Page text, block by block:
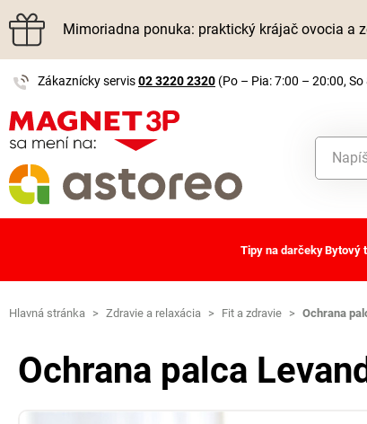
Mimoriadna ponuka: praktický krájač ovocia a
Zákaznícky servis02 3220 2320 (Po – Pia: 7:00 – 20:00,
Tipy na darčekyBytový
Hlavná stránka > Zdravie a relaxácia > Fit a zdravie > Ochrana
Ochrana palca